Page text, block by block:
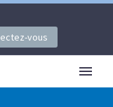
vous